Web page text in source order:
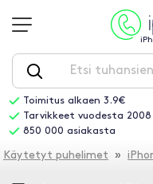
Toimitus alkaen 3.9€
Tarvikkeet vuodesta 2008
850 000 asiakasta
Käytetyt puhelimet »